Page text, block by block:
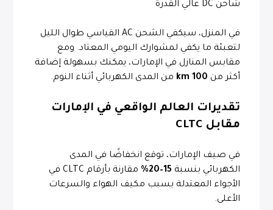
شاحن DC عالي القدرة
في المنزل، سيكفي الشحن AC القياسي طوال الليل
لتعبئة ما يكفي لمشوارك اليومي المعتاد. ومع
مقابس المنازل في الإمارات، يمكنك بسهولة إضافة
أكثر من 100 km من المدى الكهربائي أثناء النوم.
تقديرات العالم الواقعي في الإمارات
مقابل CLTC
في صيف الإمارات، توقع انخفاضًا في المدى
الكهربائي بنسبة 15–20%
مقارنة بأرقام CLTC في
الأجواء المعتدلة بسبب مكيف الهواء والسرعات
الأعلى.